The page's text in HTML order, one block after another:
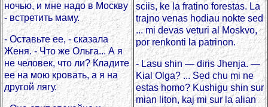
ночью, и мне надо в Москву
- встретить маму.
- Оставьте ее, - сказала
Женя. - Что же Ольга... А я
не человек, что ли? Кладите
ее на мою кровать, а я на
другой лягу.
sciis, ke la fratino forestas. La
trajno venas hodiau nokte sed
... mi devas veturi al Moskvo,
por renkonti la patrinon.
- Lasu shin — diris Jhenja. —
Kial Olga? ... Sed chu mi ne
estas homo? Kushigu shin sur
mian liton, kaj mi sur la alian